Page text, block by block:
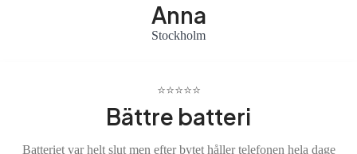
Anna
Stockholm
⭐️⭐️⭐️⭐️⭐️
Bättre batteri
Batteriet var helt slut men efter bytet håller telefonen hela dage